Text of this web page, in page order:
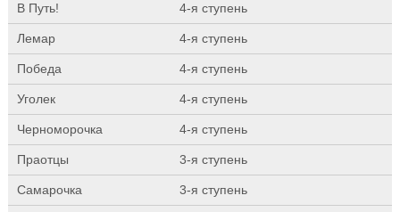
В Путь! 4-я ступень
Лемар 4-я ступень
Победа 4-я ступень
Уголек 4-я ступень
Черноморочка 4-я ступень
Праотцы 3-я ступень
Самарочка 3-я ступень